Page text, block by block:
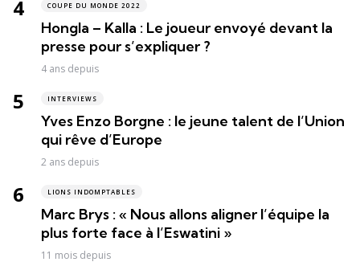
COUPE DU MONDE 2022
Hongla – Kalla : Le joueur envoyé devant la
presse pour s’expliquer ?
4 ans depuis
INTERVIEWS
Yves Enzo Borgne : le jeune talent de l’Union
qui rêve d’Europe
2 ans depuis
LIONS INDOMPTABLES
Marc Brys : « Nous allons aligner l’équipe la
plus forte face à l’Eswatini »
11 mois depuis